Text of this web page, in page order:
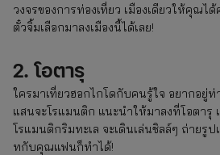
วงจรของการท่องเที่ยว เมืองเดียวให้คุณ
ตั๋วจิ้มเลือกมาลงเมืองนี้ได้เลย!
2. โอตารุ
ใครมาเที่ยวฮอกไกโดกับคนรู้ใจ อยากอยู่
แสนจะโรแมนติก แนะนำให้มาลงที่โอตารุ เ
โรแมนติกริมทะเล จะเดินเล่นชิลล์ๆ ถ่ายรูป
ทกับคุณแฟนก็ทำได้!